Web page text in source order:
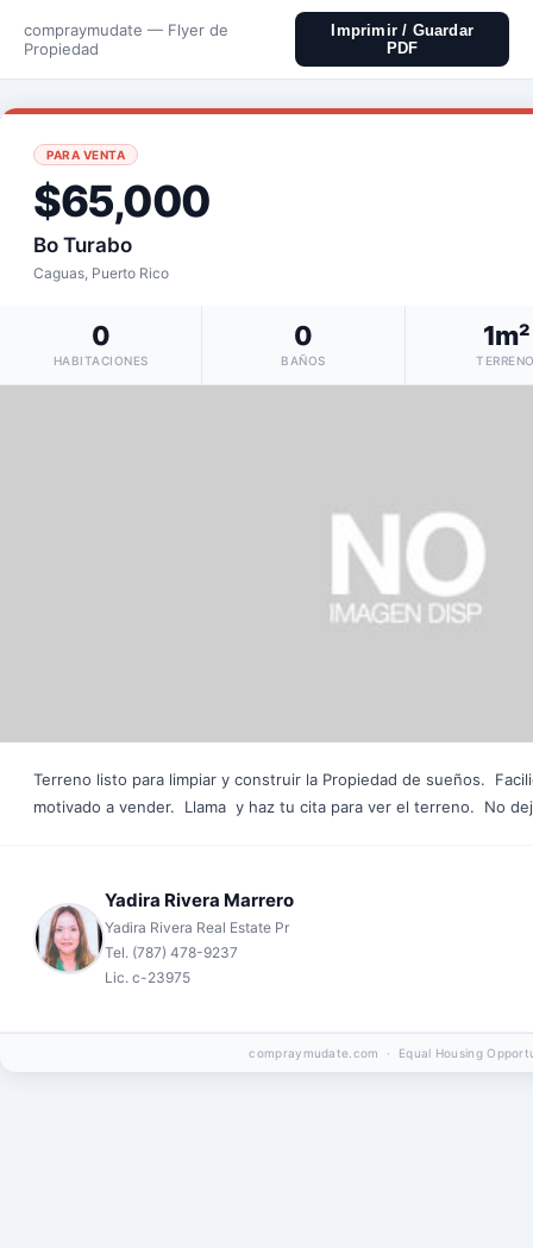
compraymudate — Flyer de
Propiedad
Imprimir / Guardar
PDF
PARA VENTA
$65,000
Bo Turabo
Caguas, Puerto Rico
0
HABITACIONES
0
BAÑOS
1m²
Terreno listo para limpiar y construir la Propiedad de sueños.
motivado a vender. Llama y haz tu cita para ver el terreno. No
Yadira Rivera Marrero
Yadira Rivera Real Estate Pr
Tel. (787) 478-9237
Lic. c-23975
compraymudate.com · Equal Housing